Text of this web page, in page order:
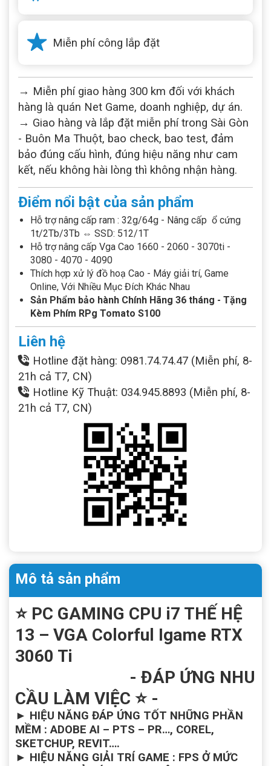
Miễn phí công lắp đặt
→ Miễn phí giao hàng 300 km đối với khách
hàng là quán Net Game, doanh nghiệp, dự án.
→ Giao hàng và lắp đặt miễn phí trong Sài Gòn
- Buôn Ma Thuột, bao check, bao test, đảm
bảo đúng cấu hình, đúng hiệu năng như cam
kết, nếu không hài lòng thì không nhận hàng.
Điểm nổi bật của sản phẩm
Hỗ trợ nâng cấp ram : 32g/64g - Nâng cấp ổ cứng
1t/2Tb/3Tb ⇔ SSD: 512/1T
Hỗ trợ nâng cấp Vga Cao 1660 - 2060 - 3070ti -
3080 - 4070 - 4090
Thích hợp xử lý đồ hoạ Cao - Máy giải trí, Game
Online, Với Nhiều Mục Đích Khác Nhau
Sản Phẩm bảo hành Chính Hãng 36 tháng - Tặng
Kèm Phím RPg Tomato S100
Liên hệ
Hotline đặt hàng: 0981.74.74.47 (Miễn phí, 8-
21h cả T7, CN)
Hotline Kỹ Thuật: 034.945.8893 (Miễn phí, 8-
21h cả T7, CN)
Mô tả sản phẩm
⭐ PC GAMING CPU i7 THẾ HỆ
13 – VGA Colorful Igame RTX
3060 Ti
- ĐÁP ỨNG NHU
CẦU LÀM VIỆC ⭐ -
► HIỆU NĂNG ĐÁP ỨNG TỐT NHỮNG PHẦN
MỀM : ADOBE AI – PTS – PR…, COREL,
SKETCHUP, REVIT….
► HIỆU NĂNG GIẢI TRÍ GAME : FPS Ở MỨC